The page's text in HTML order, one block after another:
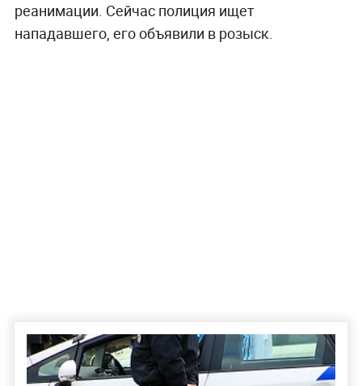
реанимации. Сейчас полиция ищет
нападавшего, его объявили в розыск.